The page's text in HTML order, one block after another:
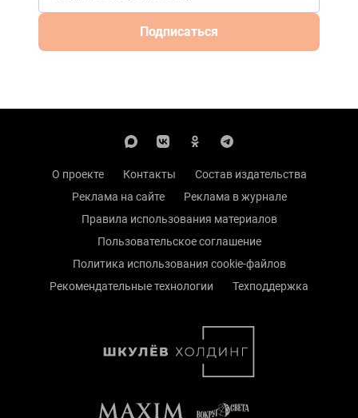
Подписаться
О проекте Контакты
Состав издательства
Реклама на сайте
Реклама в журнале
Правила использования материалов
Пользовательское соглашение
Политика использования cookie-файлов
Рекомендательные технологии
Техподдержка